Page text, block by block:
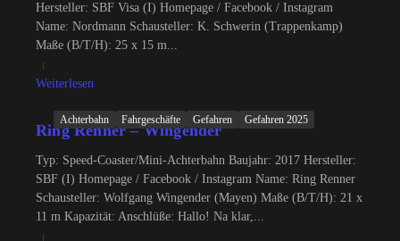
Hersteller: SBF Visa (I) Homepage / Facebook / Instagram
Name: Nordmann Schausteller: K. Schwerin (Trappenkamp)
Maße (B/T/H): 25 x 15 m...
Weiterlesen
Achterbahn Fahrgeschäfte Gefahren Gefahren 2025
Ring Renner – Wingender
Typ: Speed-Coaster/Mini-Achterbahn Baujahr: 2017 Hersteller:
SBF (I) Homepage / Facebook / Instagram Name: Ring Renner
Schausteller: Wolfgang Wingender (Mayen) Maße (B/T/H): 21 x
11 m Kapazität: Anschlüße: Hallo! Na klar,...